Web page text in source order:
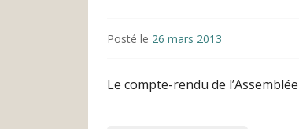
Posté le 26 mars 2013
Le compte-rendu de